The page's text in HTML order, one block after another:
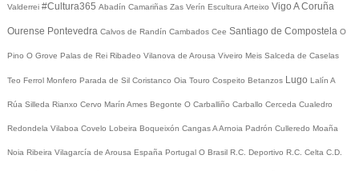
Valderrei #Cultura365 Abadín Camariñas Zas Verín Escultura Arteixo Vigo A Coruña
Ourense Pontevedra Calvos de Randín Cambados Cee Santiago de Compostela O
Pino O Grove Palas de Rei Ribadeo Vilanova de Arousa Viveiro Meis Salceda de Caselas
Teo Ferrol Monfero Parada de Sil Coristanco Oia Touro Cospeito Betanzos Lugo Lalín A
Rúa Silleda Rianxo Cervo Marín Ames Begonte O Carballiño Carballo Cerceda Cualedro
Redondela Vilaboa Covelo Lobeira Boqueixón CangasA Arnoia Padrón Culleredo Moaña
Noia Ribeira Vilagarcía de Arousa España Portugal O Brasil R.C. Deportivo R.C. Celta C.D.